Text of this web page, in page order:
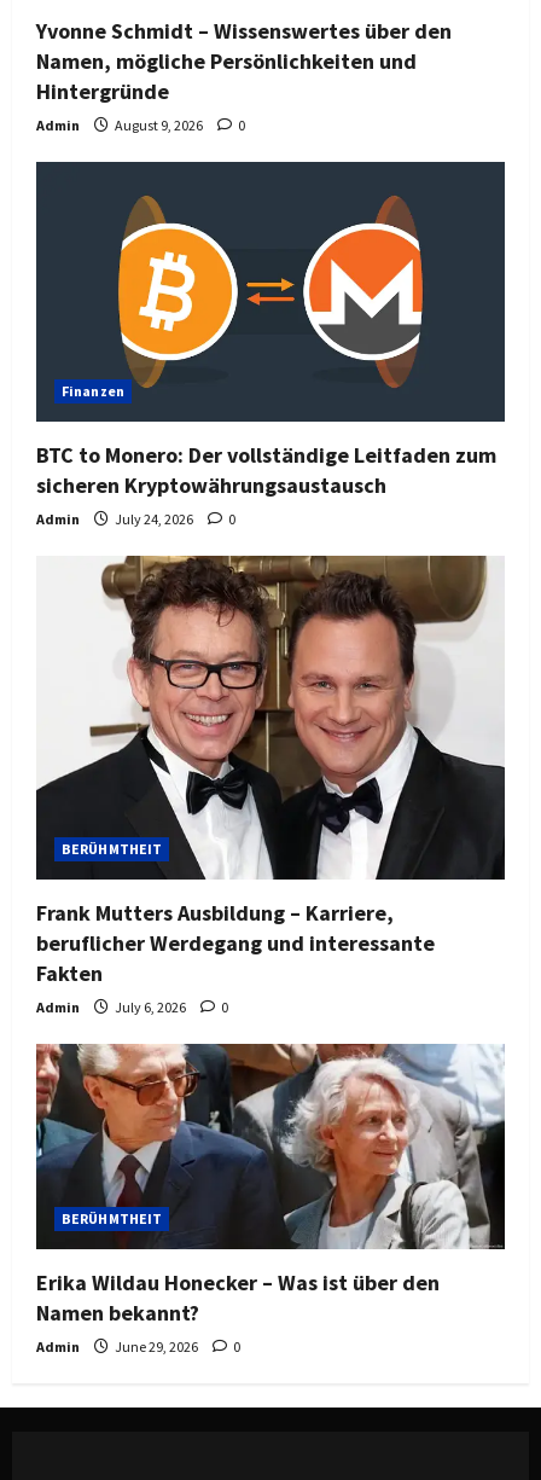
Yvonne Schmidt – Wissenswertes über den
Namen, mögliche Persönlichkeiten und
Hintergründe
Admin August 9, 2026 0
Finanzen
BTC to Monero: Der vollständige Leitfaden zum
sicheren Kryptowährungsaustausch
Admin July 24, 2026 0
BERÜHMTHEIT
Frank Mutters Ausbildung – Karriere,
beruflicher Werdegang und interessante
Fakten
Admin July 6, 2026 0
BERÜHMTHEIT
Erika Wildau Honecker – Was ist über den
Namen bekannt?
Admin June 29, 2026 0